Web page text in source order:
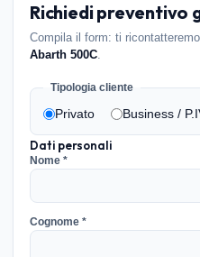
Richiedi preventivo
Compila il form: ti
Abarth 500C.
Tipologia cliente
Privato Business /
Dati personali
Nome *
Cognome *